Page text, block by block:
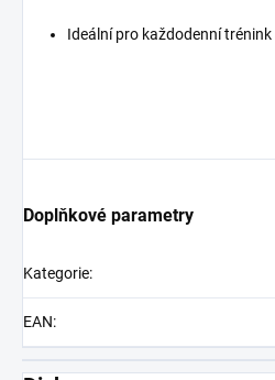
Ideální pro každodenní
Doplňkové parametry
Kategorie:
EAN: